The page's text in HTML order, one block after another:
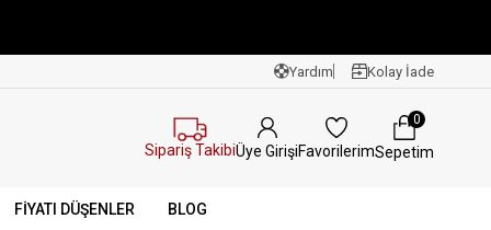
Yardım Kolay İade
Sipariş TakibiÜye GirişiFavorilerimSepetim
0
FİYATI DÜŞENLER BLOG